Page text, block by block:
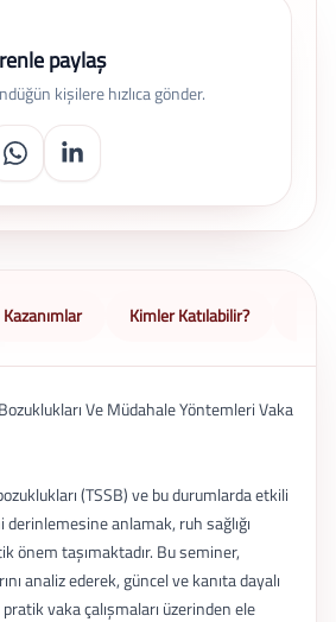
paylaş
kişilere hızlıca gönder.
Kazanımlar Kimler Katılabilir?
Ve Müdahale Yöntemleri Vaka
(TSSB) ve bu durumlarda etkili
anlamak, ruh sağlığı
önem taşımaktadır. Bu seminer,
analiz ederek, güncel ve kanıta dayalı
vaka çalışmaları üzerinden ele